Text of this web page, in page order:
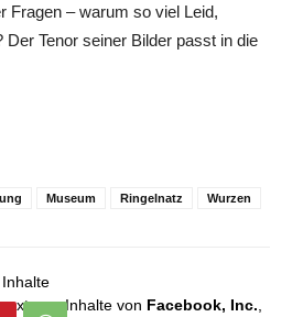
Fragen – warum so viel Leid,
Der Tenor seiner Bilder passt in die
Museum Ringelnatz Wurzen
externe Inhalte von Facebook, Inc.